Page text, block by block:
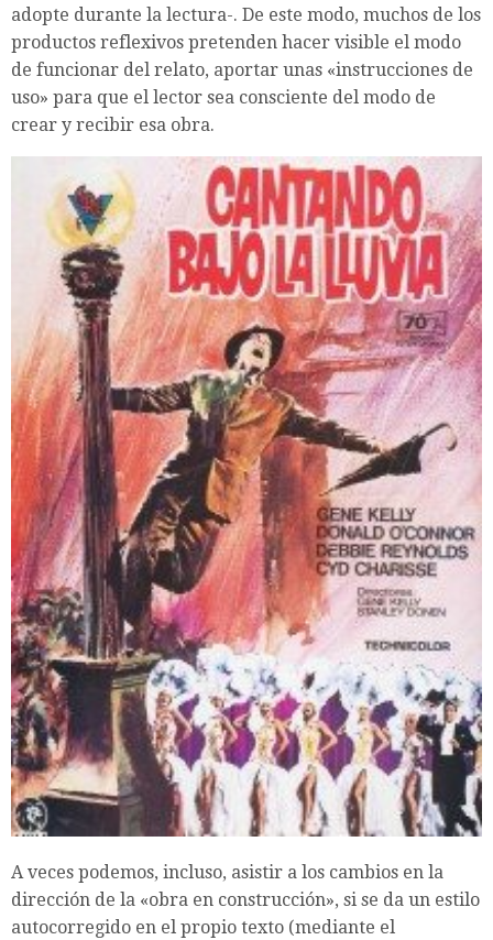
adopte durante la lectura-. De este modo, muchos de los
productos reflexivos pretenden hacer visible el modo
de funcionar del relato, aportar unas «instrucciones de
uso» para que el lector sea consciente del modo de
crear y recibir esa obra.
A veces podemos, incluso, asistir a los cambios en la
dirección de la «obra en construcción», si se da un estilo
autocorregido en el propio texto (mediante el